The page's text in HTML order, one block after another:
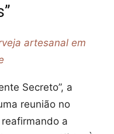
artesanal em
Secreto”, a
reunião no
a